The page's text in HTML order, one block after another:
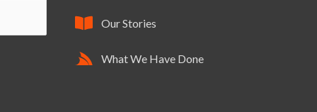
Our Stories
What We Have Done